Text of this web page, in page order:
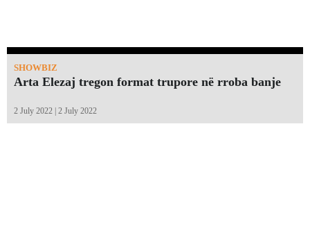
SHOWBIZ
Arta Elezaj tregon format trupore në rroba banje
2 July 2022 | 2 July 2022